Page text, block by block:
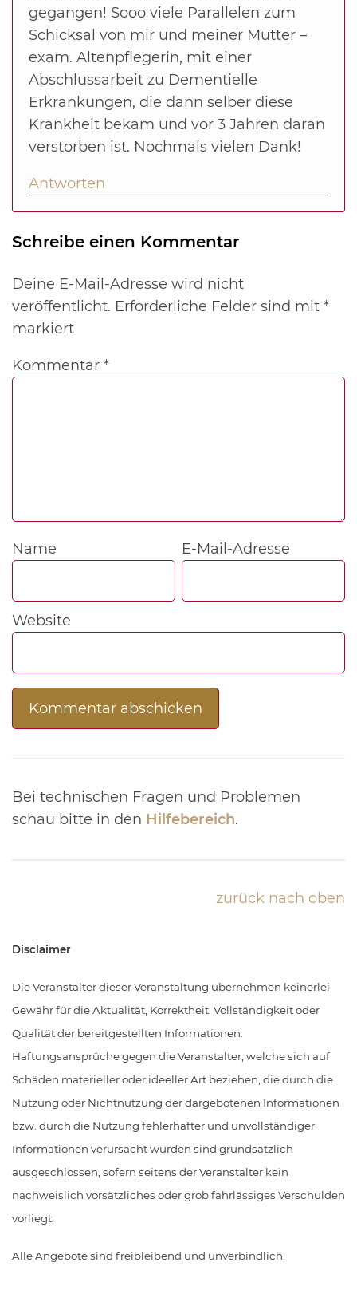
gegangen! Sooo viele Parallelen zum
Schicksal von mir und meiner Mutter –
exam. Altenpflegerin, mit einer
Abschlussarbeit zu Dementielle
Erkrankungen, die dann selber diese
Krankheit bekam und vor 3 Jahren daran
verstorben ist. Nochmals vielen Dank!
Antworten
Schreibe einen Kommentar
Deine E-Mail-Adresse wird nicht
veröffentlicht. Erforderliche Felder sind mit *
markiert
Kommentar *
Name E-Mail-Adresse
Website
Bei technischen Fragen und Problemen
schau bitte in den Hilfebereich.
zurück nach oben
Disclaimer
Die Veranstalter dieser Veranstaltung übernehmen keinerlei
Gewähr für die Aktualität, Korrektheit, Vollständigkeit oder
Qualität der bereitgestellten Informationen.
Haftungsansprüche gegen die Veranstalter, welche sich auf
Schäden materieller oder ideeller Art beziehen, die durch die
Nutzung oder Nichtnutzung der dargebotenen Informationen
bzw. durch die Nutzung fehlerhafter und unvollständiger
Informationen verursacht wurden sind grundsätzlich
ausgeschlossen, sofern seitens der Veranstalter kein
nachweislich vorsätzliches oder grob fahrlässiges Verschulden
vorliegt.
Alle Angebote sind freibleibend und unverbindlich.